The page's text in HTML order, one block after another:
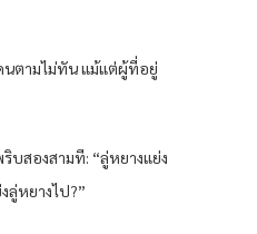
นตามไม่ทัน แม้แต่ผู้ที่อยู่
บสองสามที: “ลู่หยางแย่ง
ลู่หยางไป?”